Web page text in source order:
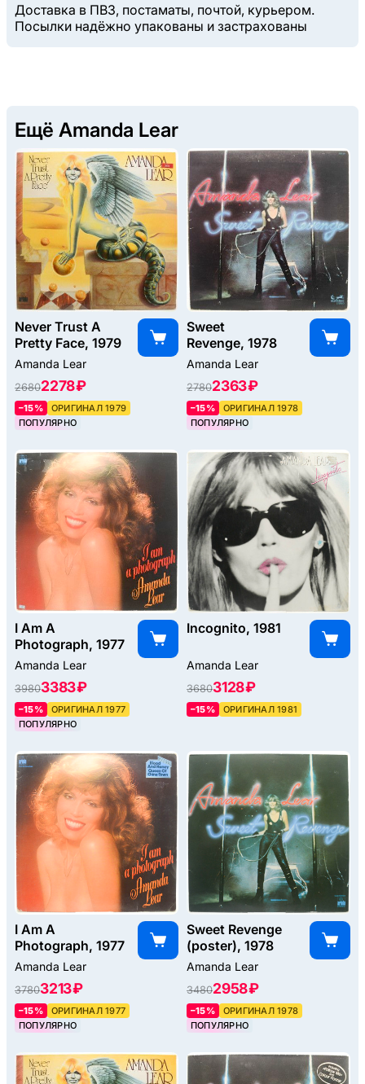
Доставка в ПВЗ, постаматы, почтой, курьером.
Посылки надёжно упакованы и застрахованы
Ещё Amanda Lear
Never Trust A
Pretty Face, 1979
Amanda Lear
26802278 ₽
–15%
ОРИГИНАЛ 1979
ПОПУЛЯРНО
Sweet
Revenge, 1978
Amanda Lear
27802363 ₽
–15%
ОРИГИНАЛ 1978
ПОПУЛЯРНО
I Am A
Photograph, 1977
Amanda Lear
39803383 ₽
–15%
ОРИГИНАЛ 1977
ПОПУЛЯРНО
Incognito, 1981
Amanda Lear
36803128 ₽
–15% ОРИГИНАЛ 1981
I Am A
Photograph, 1977
Amanda Lear
37803213 ₽
–15%
ОРИГИНАЛ 1977
ПОПУЛЯРНО
Sweet Revenge
(poster), 1978
Amanda Lear
34802958 ₽
–15%
ОРИГИНАЛ 1978
ПОПУЛЯРНО